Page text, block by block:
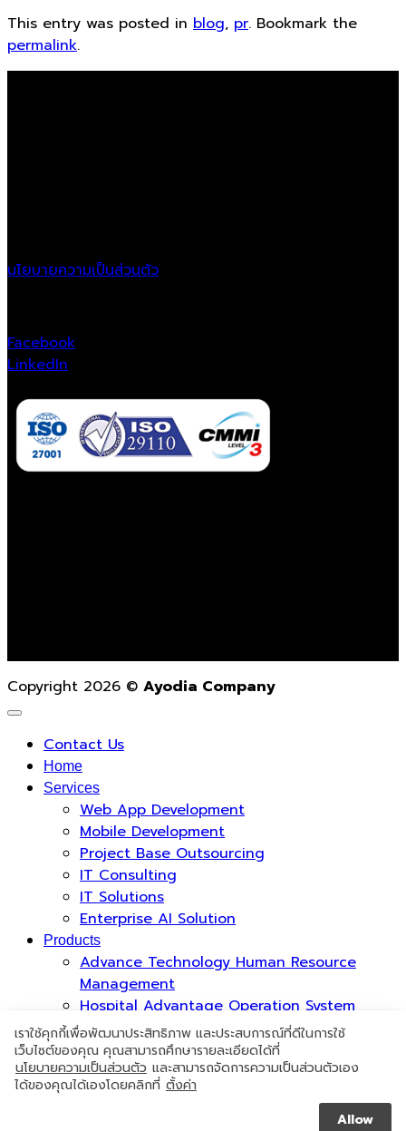
This entry was posted in blog, pr. Bookmark the
permalink.
นโยบายความเป็นส่วนตัว
Facebook
LinkedIn
Copyright 2026 © Ayodia Company
Contact Us
Home
Services
Web App Development
Mobile Development
Project Base Outsourcing
IT Consulting
IT Solutions
Enterprise AI Solution
Products
Advance Technology Human Resource
Management
Hospital Advantage Operation System
Occupational Health Risk System
PromptCure Solution
Case Studies
Who We Are
เราใช้คุกกี้เพื่อพัฒนาประสิทธิภาพ และประสบการณ์ที่ดีในการใช้
เว็บไซต์ของคุณ คุณสามารถศึกษารายละเอียดได้ที่
นโยบายความเป็นส่วนตัว และสามารถจัดการความเป็นส่วนตัวเอง
ได้ของคุณได้เองโดยคลิกที่ ตั้งค่า
Allow